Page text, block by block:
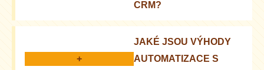
CRM?
Efektivní správa objednávek, zlepšení komunikace
se zákazníky a optimalizace logistiky.
+
JAKÉ JSOU VÝHODY
AUTOMATIZACE S